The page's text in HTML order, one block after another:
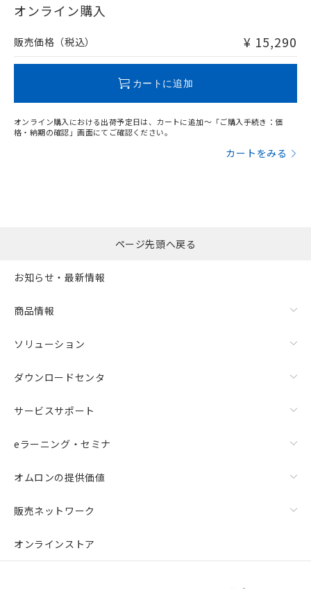
在庫等で未対応品が混在する可能性があります。
問い合わせください。
オンライン購入
販売価格（税込） ¥ 15,290
カートに追加
オンライン購入における出荷予定日は、カートに追加～「ご購入手続き：価
格・納期の確認」画面にてご確認ください。
カートをみる
ページ先頭へ戻る
お知らせ・最新情報
商品情報
ソリューション
ダウンロードセンタ
サービスサポート
eラーニング・セミナ
オムロンの提供価値
販売ネットワーク
オンラインストア